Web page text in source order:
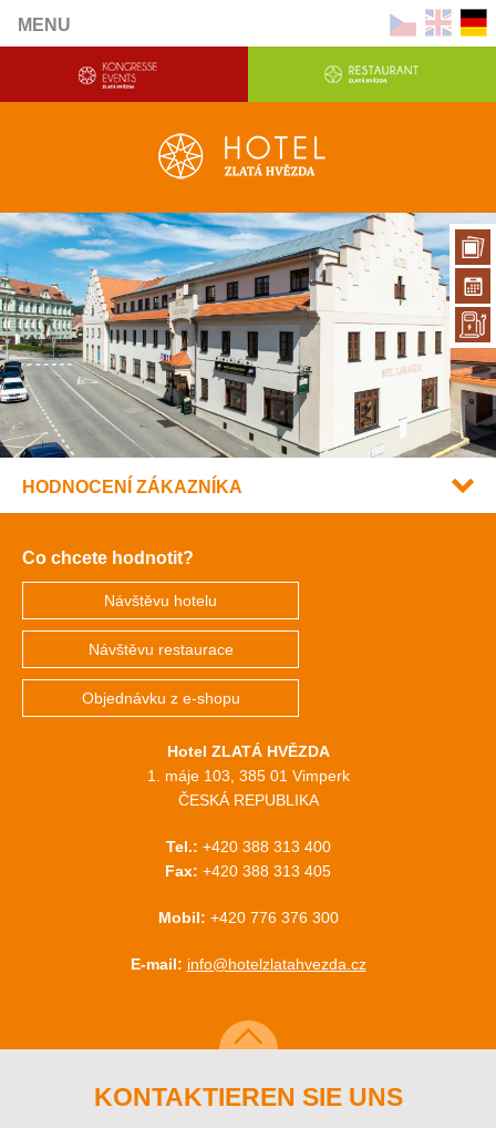
MENU
HODNOCENÍ ZÁKAZNÍKA
Co chcete hodnotit?
Návštěvu hotelu
Návštěvu restaurace
Objednávku z e-shopu
Hotel ZLATÁ HVĚZDA
1. máje 103, 385 01 Vimperk
ČESKÁ REPUBLIKA
Tel.: +420 388 313 400
Fax: +420 388 313 405
Mobil: +420 776 376 300
E-mail: info@hotelzlatahvezda.cz
KONTAKTIEREN SIE UNS